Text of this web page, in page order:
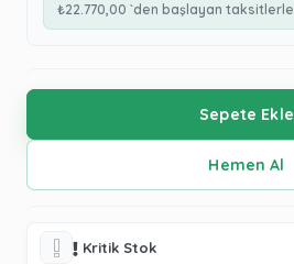
₺22.770,00 `den başlayan taksitlerle
Kritik Stok